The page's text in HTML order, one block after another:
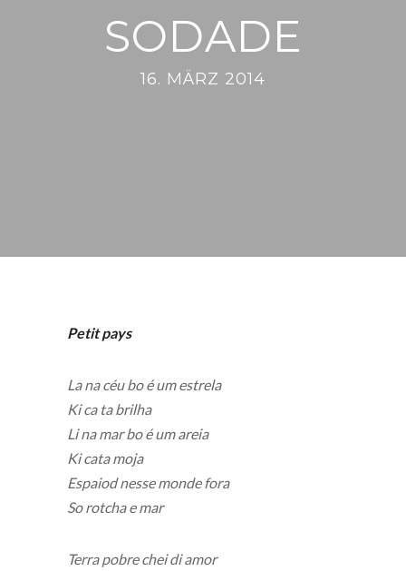
SODADE
16. MÄRZ 2014
Petit pays
La na céu bo é um estrela
Ki ca ta brilha
Li na mar bo é um areia
Ki cata moja
Espaiod nesse monde fora
So rotcha e mar
Terra pobre chei di amor